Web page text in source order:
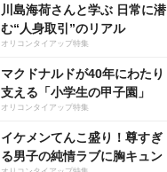
川島海荷さんと学ぶ 日常に潜
む“人身取引”のリアル
オリコンタイアップ特集
マクドナルドが40年にわたり
支える「小学生の甲子園」
オリコンタイアップ特集
イケメンてんこ盛り！尊すぎ
る男子の純情ラブに胸キュン